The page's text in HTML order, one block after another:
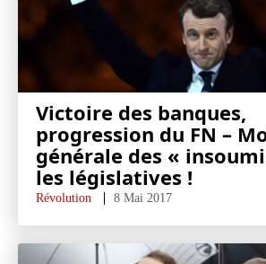
Victoire des banques,
progression du FN –
générale des «
les législatives !
Révolution 8 Mai 2017